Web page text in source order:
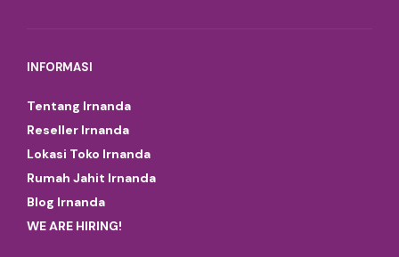
INFORMASI
Tentang Irnanda
Reseller Irnanda
Lokasi Toko Irnanda
Rumah Jahit Irnanda
Blog Irnanda
WE ARE HIRING!